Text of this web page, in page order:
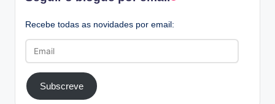
Recebe todas as novidades por email:
Subscreve